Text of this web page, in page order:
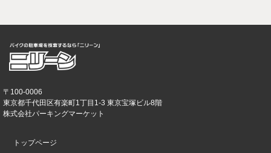
〒100-0006
東京都千代田区有楽町1丁目1-3 東京宝塚ビル8階
株式会社パーキングマーケット
トップページ